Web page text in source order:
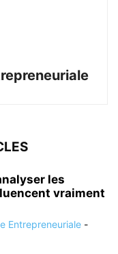
les
vraiment
Entrepreneuriale -